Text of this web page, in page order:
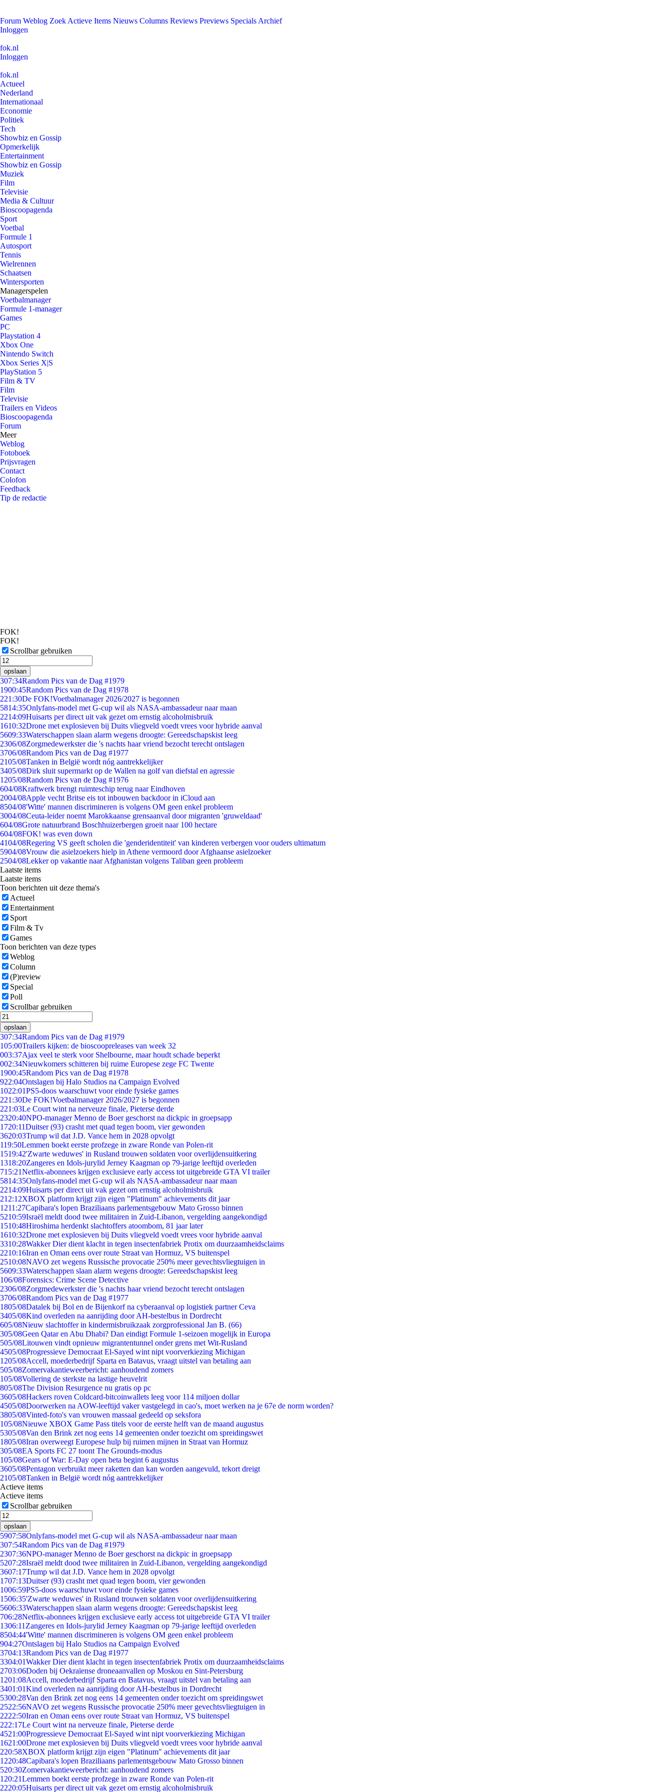
Forum Weblog Zoek Actieve Items Nieuws Columns Reviews Previews Specials Archief
Inloggen
fok.nl
Inloggen
fok.nl
Actueel
Nederland
Internationaal
Economie
Politiek
Tech
Showbiz en Gossip
Opmerkelijk
Entertainment
Showbiz en Gossip
Muziek
Film
Televisie
Media & Cultuur
Bioscoopagenda
Sport
Voetbal
Formule 1
Autosport
Tennis
Wielrennen
Schaatsen
Wintersporten
Managerspelen
Voetbalmanager
Formule 1-manager
Games
PC
Playstation 4
Xbox One
Nintendo Switch
Xbox Series X|S
PlayStation 5
Film & TV
Film
Televisie
Trailers en Videos
Bioscoopagenda
Forum
Meer
Weblog
Fotoboek
Prijsvragen
Contact
Colofon
Feedback
Tip de redactie
FOK!
FOK!
Scrollbar gebruiken
opslaan
307:34Random Pics van de Dag #1979
1900:45Random Pics van de Dag #1978
221:30De FOK!Voetbalmanager 2026/2027 is begonnen
5814:35Onlyfans-model met G-cup wil als NASA-ambassadeur naar maan
2214:09Huisarts per direct uit vak gezet om ernstig alcoholmisbruik
1610:32Drone met explosieven bij Duits vliegveld voedt vrees voor hybride aanval
5609:33Waterschappen slaan alarm wegens droogte: Gereedschapskist leeg
2306/08Zorgmedewerkster die 's nachts haar vriend bezocht terecht ontslagen
3706/08Random Pics van de Dag #1977
2105/08Tanken in België wordt nóg aantrekkelijker
3405/08Dirk sluit supermarkt op de Wallen na golf van diefstal en agressie
1205/08Random Pics van de Dag #1976
604/08Kraftwerk brengt ruimteschip terug naar Eindhoven
2004/08Apple vecht Britse eis tot inbouwen backdoor in iCloud aan
8504/08'Witte' mannen discrimineren is volgens OM geen enkel probleem
3004/08Ceuta-leider noemt Marokkaanse grensaanval door migranten 'gruweldaad'
604/08Grote natuurbrand Boschhuizerbergen groeit naar 100 hectare
604/08FOK! was even down
4104/08Regering VS geeft scholen die 'genderidentiteit' van kinderen verbergen voor ouders ultimatum
5904/08Vrouw die asielzoekers hielp in Athene vermoord door Afghaanse asielzoeker
2504/08Lekker op vakantie naar Afghanistan volgens Taliban geen probleem
Laatste items
Laatste items
Toon berichten uit deze thema's
Actueel
Entertainment
Sport
Film & Tv
Games
Toon berichten van deze types
Weblog
Column
(P)review
Special
Poll
Scrollbar gebruiken
opslaan
307:34Random Pics van de Dag #1979
105:00Trailers kijken: de bioscoopreleases van week 32
003:37Ajax veel te sterk voor Shelbourne, maar houdt schade beperkt
002:34Nieuwkomers schitteren bij ruime Europese zege FC Twente
1900:45Random Pics van de Dag #1978
922:04Ontslagen bij Halo Studios na Campaign Evolved
1022:01PS5-doos waarschuwt voor einde fysieke games
221:30De FOK!Voetbalmanager 2026/2027 is begonnen
221:03Le Court wint na nerveuze finale, Pieterse derde
2320:40NPO-manager Menno de Boer geschorst na dickpic in groepsapp
1720:11Duitser (93) crasht met quad tegen boom, vier gewonden
3620:03Trump wil dat J.D. Vance hem in 2028 opvolgt
119:50Lemmen boekt eerste profzege in zware Ronde van Polen-rit
1519:42'Zwarte weduwes' in Rusland trouwen soldaten voor overlijdensuitkering
1318:20Zangeres en Idols-jurylid Jerney Kaagman op 79-jarige leeftijd overleden
715:21Netflix-abonnees krijgen exclusieve early access tot uitgebreide GTA VI trailer
5814:35Onlyfans-model met G-cup wil als NASA-ambassadeur naar maan
2214:09Huisarts per direct uit vak gezet om ernstig alcoholmisbruik
212:12XBOX platform krijgt zijn eigen "Platinum" achievements dit jaar
1211:27Capibara's lopen Braziliaans parlementsgebouw Mato Grosso binnen
5210:59Israël meldt dood twee militairen in Zuid-Libanon, vergelding aangekondigd
1510:48Hiroshima herdenkt slachtoffers atoombom, 81 jaar later
1610:32Drone met explosieven bij Duits vliegveld voedt vrees voor hybride aanval
3310:28Wakker Dier dient klacht in tegen insectenfabriek Protix om duurzaamheidsclaims
2210:16Iran en Oman eens over route Straat van Hormuz, VS buitenspel
2510:08NAVO zet wegens Russische provocatie 250% meer gevechtsvliegtuigen in
5609:33Waterschappen slaan alarm wegens droogte: Gereedschapskist leeg
106/08Forensics: Crime Scene Detective
2306/08Zorgmedewerkster die 's nachts haar vriend bezocht terecht ontslagen
3706/08Random Pics van de Dag #1977
1805/08Datalek bij Bol en de Bijenkorf na cyberaanval op logistiek partner Ceva
3405/08Kind overleden na aanrijding door AH-bestelbus in Dordrecht
605/08Nieuw slachtoffer in kindermisbruikzaak zorgprofessional Jan B. (66)
305/08Geen Qatar en Abu Dhabi? Dan eindigt Formule 1-seizoen mogelijk in Europa
505/08Litouwen vindt opnieuw migrantentunnel onder grens met Wit-Rusland
4505/08Progressieve Democraat El-Sayed wint nipt voorverkiezing Michigan
1205/08Accell, moederbedrijf Sparta en Batavus, vraagt uitstel van betaling aan
505/08Zomervakantieweerbericht: aanhoudend zomers
105/08Vollering de sterkste na lastige heuvelrit
805/08The Division Resurgence nu gratis op pc
3605/08Hackers roven Coldcard-bitcoinwallets leeg voor 114 miljoen dollar
4505/08Doorwerken na AOW-leeftijd vaker vastgelegd in cao's, moet werken na je 67e de norm worden?
3805/08Vinted-foto's van vrouwen massaal gedeeld op seksfora
105/08Nieuwe XBOX Game Pass titels voor de eerste helft van de maand augustus
5305/08Van den Brink zet nog eens 14 gemeenten onder toezicht om spreidingswet
1805/08Iran overweegt Europese hulp bij ruimen mijnen in Straat van Hormuz
305/08EA Sports FC 27 toont The Grounds-modus
105/08Gears of War: E-Day open beta begint 6 augustus
3605/08Pentagon verbruikt meer raketten dan kan worden aangevuld, tekort dreigt
2105/08Tanken in België wordt nóg aantrekkelijker
Actieve items
Actieve items
Scrollbar gebruiken
opslaan
5907:58Onlyfans-model met G-cup wil als NASA-ambassadeur naar maan
307:54Random Pics van de Dag #1979
2307:36NPO-manager Menno de Boer geschorst na dickpic in groepsapp
5207:28Israël meldt dood twee militairen in Zuid-Libanon, vergelding aangekondigd
3607:17Trump wil dat J.D. Vance hem in 2028 opvolgt
1707:13Duitser (93) crasht met quad tegen boom, vier gewonden
1006:59PS5-doos waarschuwt voor einde fysieke games
1506:35'Zwarte weduwes' in Rusland trouwen soldaten voor overlijdensuitkering
5606:33Waterschappen slaan alarm wegens droogte: Gereedschapskist leeg
706:28Netflix-abonnees krijgen exclusieve early access tot uitgebreide GTA VI trailer
1306:11 Zangeres en Idols-jurylid Jerney Kaagman op 79-jarige leeftijd overleden
8504:44'Witte' mannen discrimineren is volgens OM geen enkel probleem
904:27Ontslagen bij Halo Studios na Campaign Evolved
3704:13Random Pics van de Dag #1977
3304:01Wakker Dier dient klacht in tegen insectenfabriek Protix om duurzaamheidsclaims
2703:06Doden bij Oekraïense droneaanvallen op Moskou en Sint-Petersburg
1201:08Accell, moederbedrijf Sparta en Batavus, vraagt uitstel van betaling aan
3401:01Kind overleden na aanrijding door AH-bestelbus in Dordrecht
5300:28Van den Brink zet nog eens 14 gemeenten onder toezicht om spreidingswet
2522:56NAVO zet wegens Russische provocatie 250% meer gevechtsvliegtuigen in
2222:50Iran en Oman eens over route Straat van Hormuz, VS buitenspel
222:17Le Court wint na nerveuze finale, Pieterse derde
4521:00Progressieve Democraat El-Sayed wint nipt voorverkiezing Michigan
1621:00Drone met explosieven bij Duits vliegveld voedt vrees voor hybride aanval
220:58XBOX platform krijgt zijn eigen "Platinum" achievements dit jaar
1220:48Capibara's lopen Braziliaans parlementsgebouw Mato Grosso binnen
520:30Zomervakantieweerbericht: aanhoudend zomers
1 20:21Lemmen boekt eerste profzege in zware Ronde van Polen-rit
2220:05Huisarts per direct uit vak gezet om ernstig alcoholmisbruik